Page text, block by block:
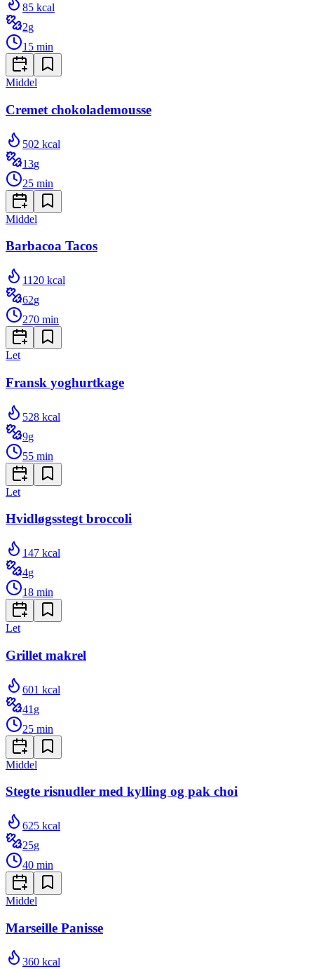
85 kcal
2g
15 min
Middel
Cremet chokolademousse
502 kcal
13g
25 min
Middel
Barbacoa Tacos
1120 kcal
62g
270 min
Let
Fransk yoghurtkage
528 kcal
9g
55 min
Let
Hvidløgsstegt broccoli
147 kcal
4g
18 min
Let
Grillet makrel
601 kcal
41 g
25 min
Middel
Stegte risnudler med kylling og pak choi
625 kcal
25g
40 min
Middel
Marseille Panisse
360 kcal